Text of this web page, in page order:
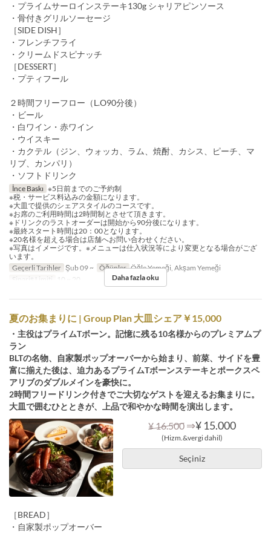
・プライムサーロインステーキ130g シャリアピンソース
・骨付きグリルソーセージ
［SIDE DISH］
・フレンチフライ
・クリームドスピナッチ
［DESSERT］
・プティフール
２時間フリーフロー（L.O90分後）
・ビール
・白ワイン・赤ワイン
・ウイスキー
・カクテル（ジン、ウォッカ、ラム、焼酎、カシス、ピーチ、マ
リブ、カンパリ）
・ソフトドリンク
İnce Baskı ※5日前までのご予約制
※税・サービス料込みの金額になります。
※大皿で提供のシェアスタイルのコースです。
※お席のご利用時間は2時間制とさせて頂きます。
※ドリンクのラストオーダーは開始から90分後になります。
※最終スタート時間は20：00となります。
※20名様を超える場合は店舗へお問い合わせください。
※写真はイメージです。※メニューは仕入状況等により変更となる場合がござ
います。
Geçerli Tarihler Şub 09 ~ Öğünler Öğle Yemeği, Akşam Yemeği
Sipariş Limiti
10 ~ 20 Daha fazla oku
夏のお集まりに | Group Plan 大皿シェア￥15,000
・主役はプライムTボーン。記憶に残る10名様からのプレミアムプ
ラン
BLTの名物、自家製ポップオーバーから始まり、前菜、サイドを豊
富に揃えた後は、迫力あるプライムTボーンステーキとポークスペ
アリブのダブルメインを豪快に。
2時間フリードリンク付きでご大切なゲストを迎えるお集まりに。
大皿で囲むひとときが、上品で和やかな時間を演出します。
¥ 16.500 ⇒¥ 15.000
(Hizm.&vergi dahil)
Seçiniz
［BREAD］
・自家製ポップオーバー